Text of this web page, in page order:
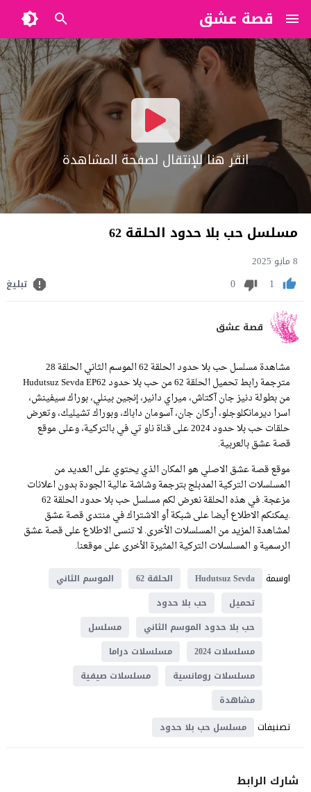
قصة عشق
?>
انقر هنا للإنتقال لصفحة المشاهدة
مسلسل حب بلا حدود الحلقة 62
8 مايو 2025
1
0 تبليغ
قصة عشق
مشاهدة مسلسل حب بلا حدود الحلقة 62 الموسم الثاني الحلقة 28
مترجمة رابط تحميل الحلقة 62 من حب بلا حدود Hudutsuz Sevda EP62
من بطولة دنيز جان آكتاش، ميراي دانير، إنجين بينلي، بوراك سيفينش،
اسرا ديرمانكلوجلو، أركان جان، آسومان داباك، وبوراك تشيليك، وتعرض
حلقات حب بلا حدود 2024 على قناة ناو تي في بالتركية، وعلى موقع
قصة عشق بالعربية.
موقع قصة عشق الاصلي هو المكان الذي يحتوي على العديد من
المسلسلات التركية المدبلج بترجمة وشاشة عالية الجودة بدون اعلانات
مزعجة. في هذه الحلقة نعرض لكم مسلسل حب بلا حدود الحلقة 62
.يمكنكم الاطلاع أيضا على شبكة أو الاشتراك في منتدى قصة عشق
لمشاهدة المزيد من المسلسلات الأخرى. لا تنسى الاطلاع على قصة عشق
الرسمية و المسلسلات التركية المثيرة الأخرى على موقعنا.
اوسمة
Hudutsuz Sevda الحلقة 62
الموسم الثاني
تحميل
حب بلا حدود
حب بلا حدود الموسم الثاني
مسلسل
مسلسلات 2024
مسلسلات دراما
مسلسلات رومانسية
مسلسلات صيفية
مشاهدة
تصنيفات مسلسل حب بلا حدود
شارك الرابط